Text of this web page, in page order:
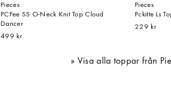
Pieces
PCFee SS O-Neck Knit Top Cloud
Dancer
499 kr
Pieces
Pckitte Ls
229 kr
Visa alla toppar från